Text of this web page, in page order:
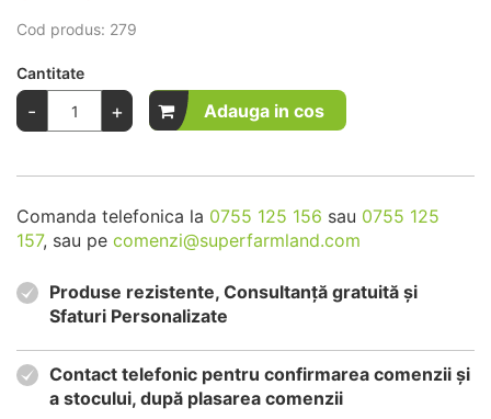
Cod produs: 279
Cantitate
- + Adauga in cos
Comanda telefonica la 0755 125 156 sau 0755 125
157, sau pe comenzi@superfarmland.com
Produse rezistente, Consultanță gratuită și
Sfaturi Personalizate
Contact telefonic pentru confirmarea comenzii și
a stocului, după plasarea comenzii